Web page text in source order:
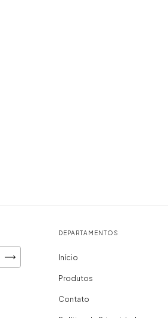
DEPARTAMENTOS
Início
Produtos
Contato